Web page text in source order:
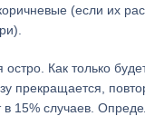
(если их
остро. Как только
прекращается,
15% случаев.